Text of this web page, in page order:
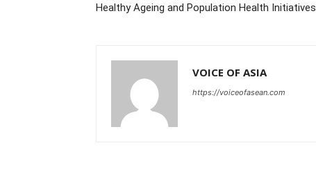
Healthy Ageing and Population Health Initiatives
VOICE OF ASIA
https://voiceofasean.com